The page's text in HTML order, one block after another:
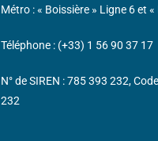
Métro : « Boissière » Ligne 6 et
Téléphone : (+33) 1 56 90 37 17
N° de SIREN : 785 393 232,
232